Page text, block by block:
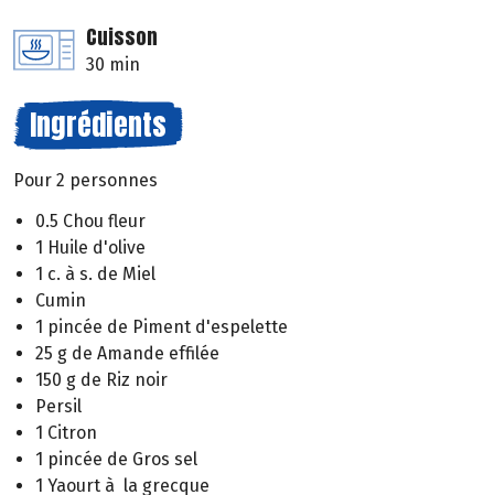
Cuisson
30 min
Ingrédients
Pour 2 personnes
0.5 Chou fleur
1 Huile d'olive
1 c. à s. de Miel
Cumin
1 pincée de Piment d'espelette
25 g de Amande effilée
150 g de Riz noir
Persil
1 Citron
1 pincée de Gros sel
1 Yaourt à la grecque